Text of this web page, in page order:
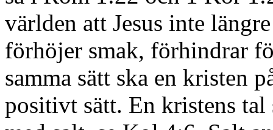
världen att Jesus inte
förhöjer smak, förhindrar
samma sätt ska en kristen
positivt sätt. En kristens